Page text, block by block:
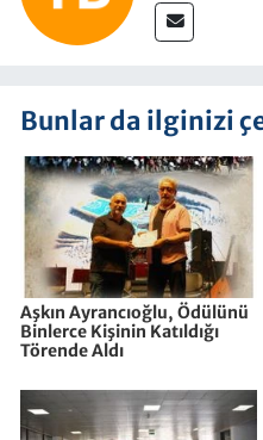
Bunlar da ilginizi
Aşkın Ayrancıoğlu, Ödülünü
Binlerce Kişinin Katıldığı
Törende Aldı